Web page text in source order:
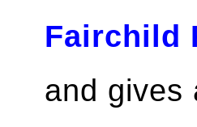
Fairchild
and gives